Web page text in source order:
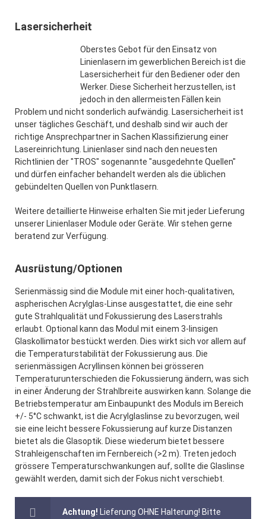
Lasersicherheit
Oberstes Gebot für den Einsatz von
Linienlasern im gewerblichen Bereich ist die
Lasersicherheit für den Bediener oder den
Werker. Diese Sicherheit herzustellen, ist
jedoch in den allermeisten Fällen kein
Problem und nicht sonderlich aufwändig. Lasersicherheit ist
unser tägliches Geschäft, und deshalb sind wir auch der
richtige Ansprechpartner in Sachen Klassifizierung einer
Lasereinrichtung. Linienlaser sind nach den neuesten
Richtlinien der "TROS" sogenannte "ausgedehnte Quellen"
und dürfen einfacher behandelt werden als die üblichen
gebündelten Quellen von Punktlasern.
Weitere detaillierte Hinweise erhalten Sie mit jeder Lieferung
unserer Linienlaser Module oder Geräte. Wir stehen gerne
beratend zur Verfügung.
Ausrüstung/Optionen
Serienmässig sind die Module mit einer hoch-qualitativen,
aspherischen Acrylglas-Linse ausgestattet, die eine sehr
gute Strahlqualität und Fokussierung des Laserstrahls
erlaubt. Optional kann das Modul mit einem 3-linsigen
Glaskollimator bestückt werden. Dies wirkt sich vor allem auf
die Temperaturstabilität der Fokussierung aus. Die
serienmässigen Acryllinsen können bei grösseren
Temperaturunterschieden die Fokussierung ändern, was sich
in einer Änderung der Strahlbreite auswirken kann. Solange die
Betriebstemperatur am Einbaupunkt des Moduls im Bereich
+/- 5°C schwankt, ist die Acrylglaslinse zu bevorzugen, weil
sie eine leicht bessere Fokussierung auf kurze Distanzen
bietet als die Glasoptik. Diese wiederum bietet bessere
Strahleigenschaften im Fernbereich (>2 m). Treten jedoch
grössere Temperaturschwankungen auf, sollte die Glaslinse
gewählt werden, damit sich der Fokus nicht verschiebt.
Achtung! Lieferung OHNE Halterung! Bitte